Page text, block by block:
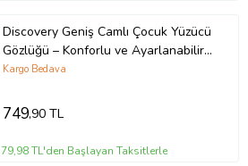
Discovery Geniş Camlı Çocuk Yüzücü
Gözlüğü – Konforlu ve Ayarlanabilir
Deniz Gözlüğü
Kargo Bedava
749,90 TL
79,98 TL'den Başlayan Taksitlerle